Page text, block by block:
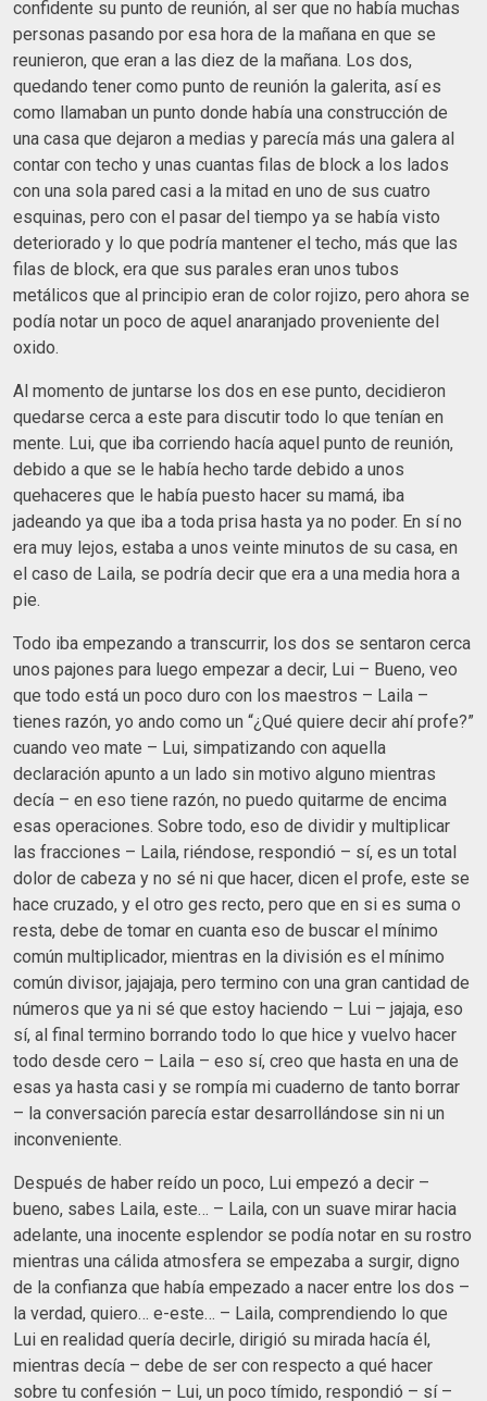
confidente su punto de reunión, al ser que no había muchas
personas pasando por esa hora de la mañana en que se
reunieron, que eran a las diez de la mañana. Los dos,
quedando tener como punto de reunión la galerita, así es
como llamaban un punto donde había una construcción de
una casa que dejaron a medias y parecía más una galera al
contar con techo y unas cuantas filas de block a los lados
con una sola pared casi a la mitad en uno de sus cuatro
esquinas, pero con el pasar del tiempo ya se había visto
deteriorado y lo que podría mantener el techo, más que las
filas de block, era que sus parales eran unos tubos
metálicos que al principio eran de color rojizo, pero ahora se
podía notar un poco de aquel anaranjado proveniente del
oxido.
Al momento de juntarse los dos en ese punto, decidieron
quedarse cerca a este para discutir todo lo que tenían en
mente. Lui, que iba corriendo hacía aquel punto de reunión,
debido a que se le había hecho tarde debido a unos
quehaceres que le había puesto hacer su mamá, iba
jadeando ya que iba a toda prisa hasta ya no poder. En sí no
era muy lejos, estaba a unos veinte minutos de su casa, en
el caso de Laila, se podría decir que era a una media hora a
pie.
Todo iba empezando a transcurrir, los dos se sentaron cerca
unos pajones para luego empezar a decir, Lui – Bueno, veo
que todo está un poco duro con los maestros – Laila –
tienes razón, yo ando como un “¿Qué quiere decir ahí profe?”
cuando veo mate – Lui, simpatizando con aquella
declaración apunto a un lado sin motivo alguno mientras
decía – en eso tiene razón, no puedo quitarme de encima
esas operaciones. Sobre todo, eso de dividir y multiplicar
las fracciones – Laila, riéndose, respondió – sí, es un total
dolor de cabeza y no sé ni que hacer, dicen el profe, este se
hace cruzado, y el otro ges recto, pero que en si es suma o
resta, debe de tomar en cuanta eso de buscar el mínimo
común multiplicador, mientras en la división es el mínimo
común divisor, jajajaja, pero termino con una gran cantidad de
números que ya ni sé que estoy haciendo – Lui – jajaja, eso
sí, al final termino borrando todo lo que hice y vuelvo hacer
todo desde cero – Laila – eso sí, creo que hasta en una de
esas ya hasta casi y se rompía mi cuaderno de tanto borrar
– la conversación parecía estar desarrollándose sin ni un
inconveniente.
Después de haber reído un poco, Lui empezó a decir –
bueno, sabes Laila, este… – Laila, con un suave mirar hacia
adelante, una inocente esplendor se podía notar en su rostro
mientras una cálida atmosfera se empezaba a surgir, digno
de la confianza que había empezado a nacer entre los dos –
la verdad, quiero… e-este… – Laila, comprendiendo lo que
Lui en realidad quería decirle, dirigió su mirada hacía él,
mientras decía – debe de ser con respecto a qué hacer
sobre tu confesión – Lui, un poco tímido, respondió – sí –